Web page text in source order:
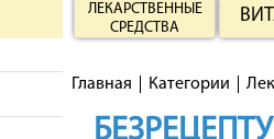
ЛЕКАРСТВЕННЫЕ
СРЕДСТВА
Главная Категории